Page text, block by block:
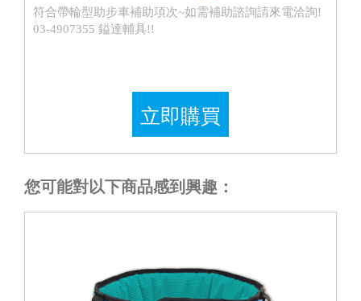
符合帶輪型助步車補助項次~如需補助諮詢請來電洽詢!
03-4907355 鎰達輔具!!
立即購買
您可能對以下商品感到興趣：